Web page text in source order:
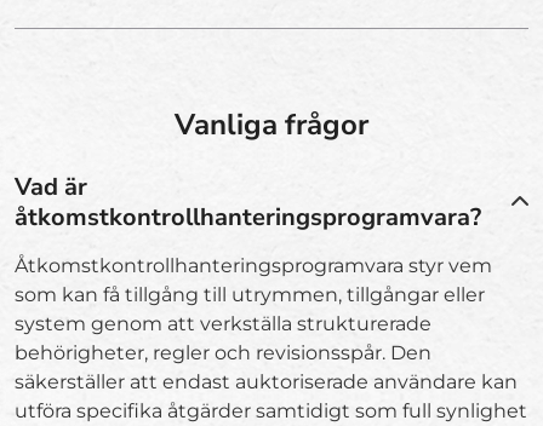
Vanliga frågor
Vad är
åtkomstkontrollhanteringsprogramvara?
Åtkomstkontrollhanteringsprogramvara styr vem
som kan få tillgång till utrymmen, tillgångar eller
system genom att verkställa strukturerade
behörigheter, regler och revisionsspår. Den
säkerställer att endast auktoriserade användare kan
utföra specifika åtgärder samtidigt som full synlighet